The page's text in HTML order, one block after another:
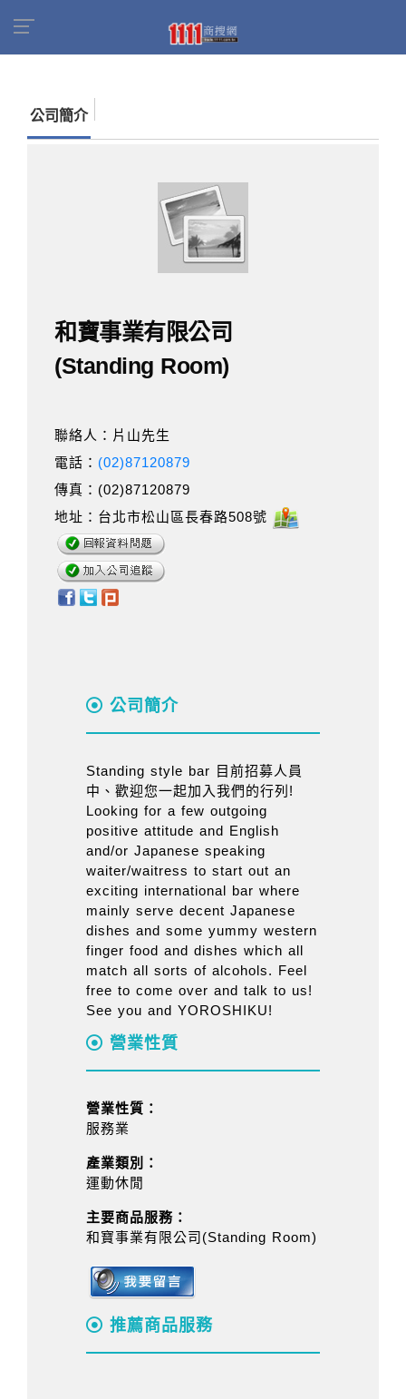
(Standing Room)
公司簡介
和寶事業有限公司
(Standing Room)
聯絡人：片山先生
電話： (02)87120879
傳真：(02)87120879
地址：台北市松山區長春路508號
公司簡介
Standing style bar 目前招募人員
中、歡迎您一起加入我們的行列!
Looking for a few outgoing
positive attitude and English
and/or Japanese speaking
waiter/waitress to start out an
exciting international bar where
mainly serve decent Japanese
dishes and some yummy western
finger food and dishes which all
match all sorts of alcohols. Feel
free to come over and talk to us!
See you and YOROSHIKU!
營業性質
營業性質：
服務業
產業類別：
運動休閒
主要商品服務：
和寶事業有限公司(Standing Room)
推薦商品服務